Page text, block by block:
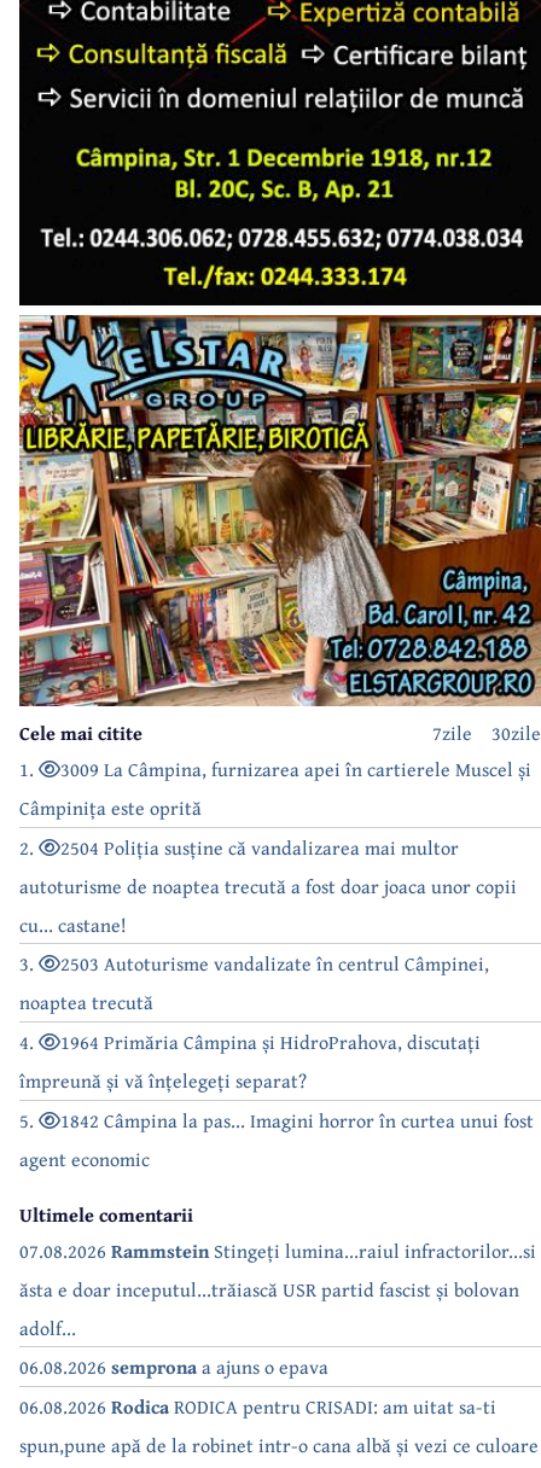
30zile
7zile
Cele mai citite
1.
3009 La Câmpina, furnizarea apei în cartierele Muscel și
Câmpinița este oprită
2.
2504 Poliția susține că vandalizarea mai multor
autoturisme de noaptea trecută a fost doar joaca unor copii
cu... castane!
3.
2503 Autoturisme vandalizate în centrul Câmpinei,
noaptea trecută
4.
1964 Primăria Câmpina și HidroPrahova, discutați
împreună și vă înțelegeți separat?
5.
1842 Câmpina la pas... Imagini horror în curtea unui fost
agent economic
Ultimele comentarii
07.08.2026 RammsteinStingeți lumina...raiul infractorilor...si
ăsta e doar inceputul...trăiască USR partid fascist și bolovan
adolf...
06.08.2026 sempronaa ajuns o epava
06.08.2026 RodicaRODICA pentru CRISADI: am uitat sa-ti
spun,pune apă de la robinet intr-o cana albă și vezi ce culoare